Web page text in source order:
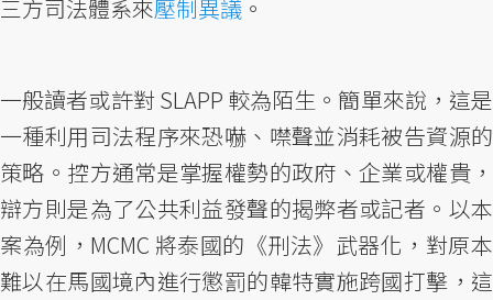
三方司法體系來壓制異議 。
一般讀者或許對 SLAPP 較為陌生。簡單來說，這是
一種利用司法程序來恐嚇、噤聲並消耗被告資源的
策略。控方通常是掌握權勢的政府、企業或權貴，
辯方則是為了公共利益發聲的揭弊者或記者。以本
案為例，MCMC 將泰國的《刑法》武器化，對原本
難以在馬國境內進行懲罰的韓特實施跨國打擊，這